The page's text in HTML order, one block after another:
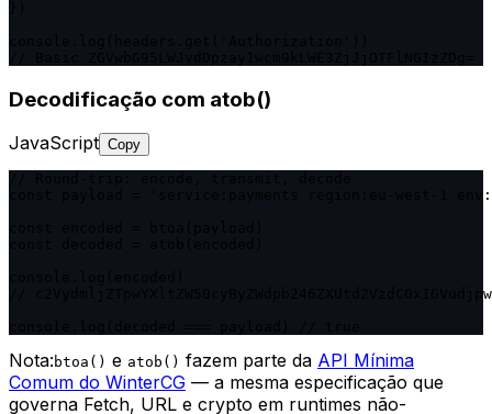
Decodificação com atob()
JavaScript Copy
const payload = 'service:payments region:eu-west-1
//
Nota: btoa() e atob() fazem parte da API Mínima
Comum do WinterCG — a mesma especificação que
governa Fetch, URL e crypto em runtimes não-